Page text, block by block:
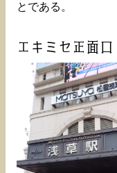
とである。
エキミセ正面口